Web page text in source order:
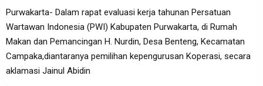
Purwakarta- Dalam rapat evaluasi kerja tahunan Persatuan
Wartawan Indonesia (PWI) Kabupaten Purwakarta, di Rumah
Makan dan Pemancingan H. Nurdin, Desa Benteng, Kecamatan
Campaka,diantaranya pemilihan kepengurusan Koperasi, secara
aklamasi Jainul Abidin